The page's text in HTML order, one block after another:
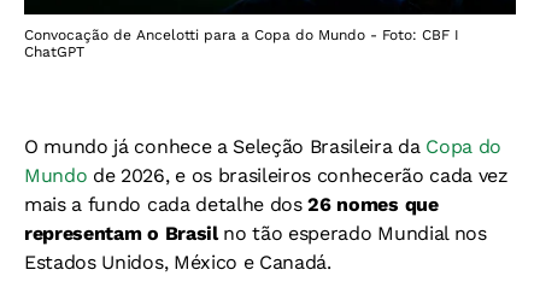
Convocação de Ancelotti para a Copa do Mundo - Foto: CBF I
ChatGPT
O mundo já conhece a Seleção Brasileira da Copa do
Mundo de 2026, e os brasileiros conhecerão cada vez
mais a fundo cada detalhe dos26 nomes que
representam o Brasilno tão esperado Mundial nos
Estados Unidos, México e Canadá.